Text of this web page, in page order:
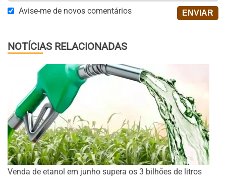
Avise-me de novos comentários
NOTÍCIAS RELACIONADAS
Venda de etanol em junho supera os 3 bilhões de litros